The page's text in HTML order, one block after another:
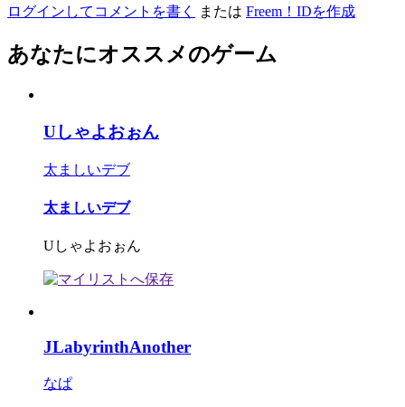
ログインしてコメントを書く または Freem！IDを作成
あなたにオススメのゲーム
Uしゃよおぉん
太ましいデブ
太ましいデブ
Uしゃよおぉん
JLabyrinthAnother
なぱ